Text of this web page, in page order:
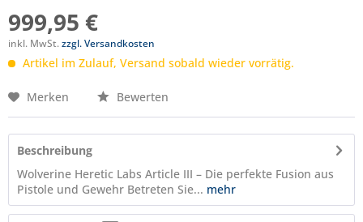
999,95 €
inkl. MwSt.zzgl. Versandkosten
Artikel im Zulauf, Versand sobald wieder vorrätig.
Merken Bewerten
Beschreibung
Wolverine Heretic Labs Article III – Die perfekte Fusion aus
Pistole und Gewehr Betreten Sie... mehr